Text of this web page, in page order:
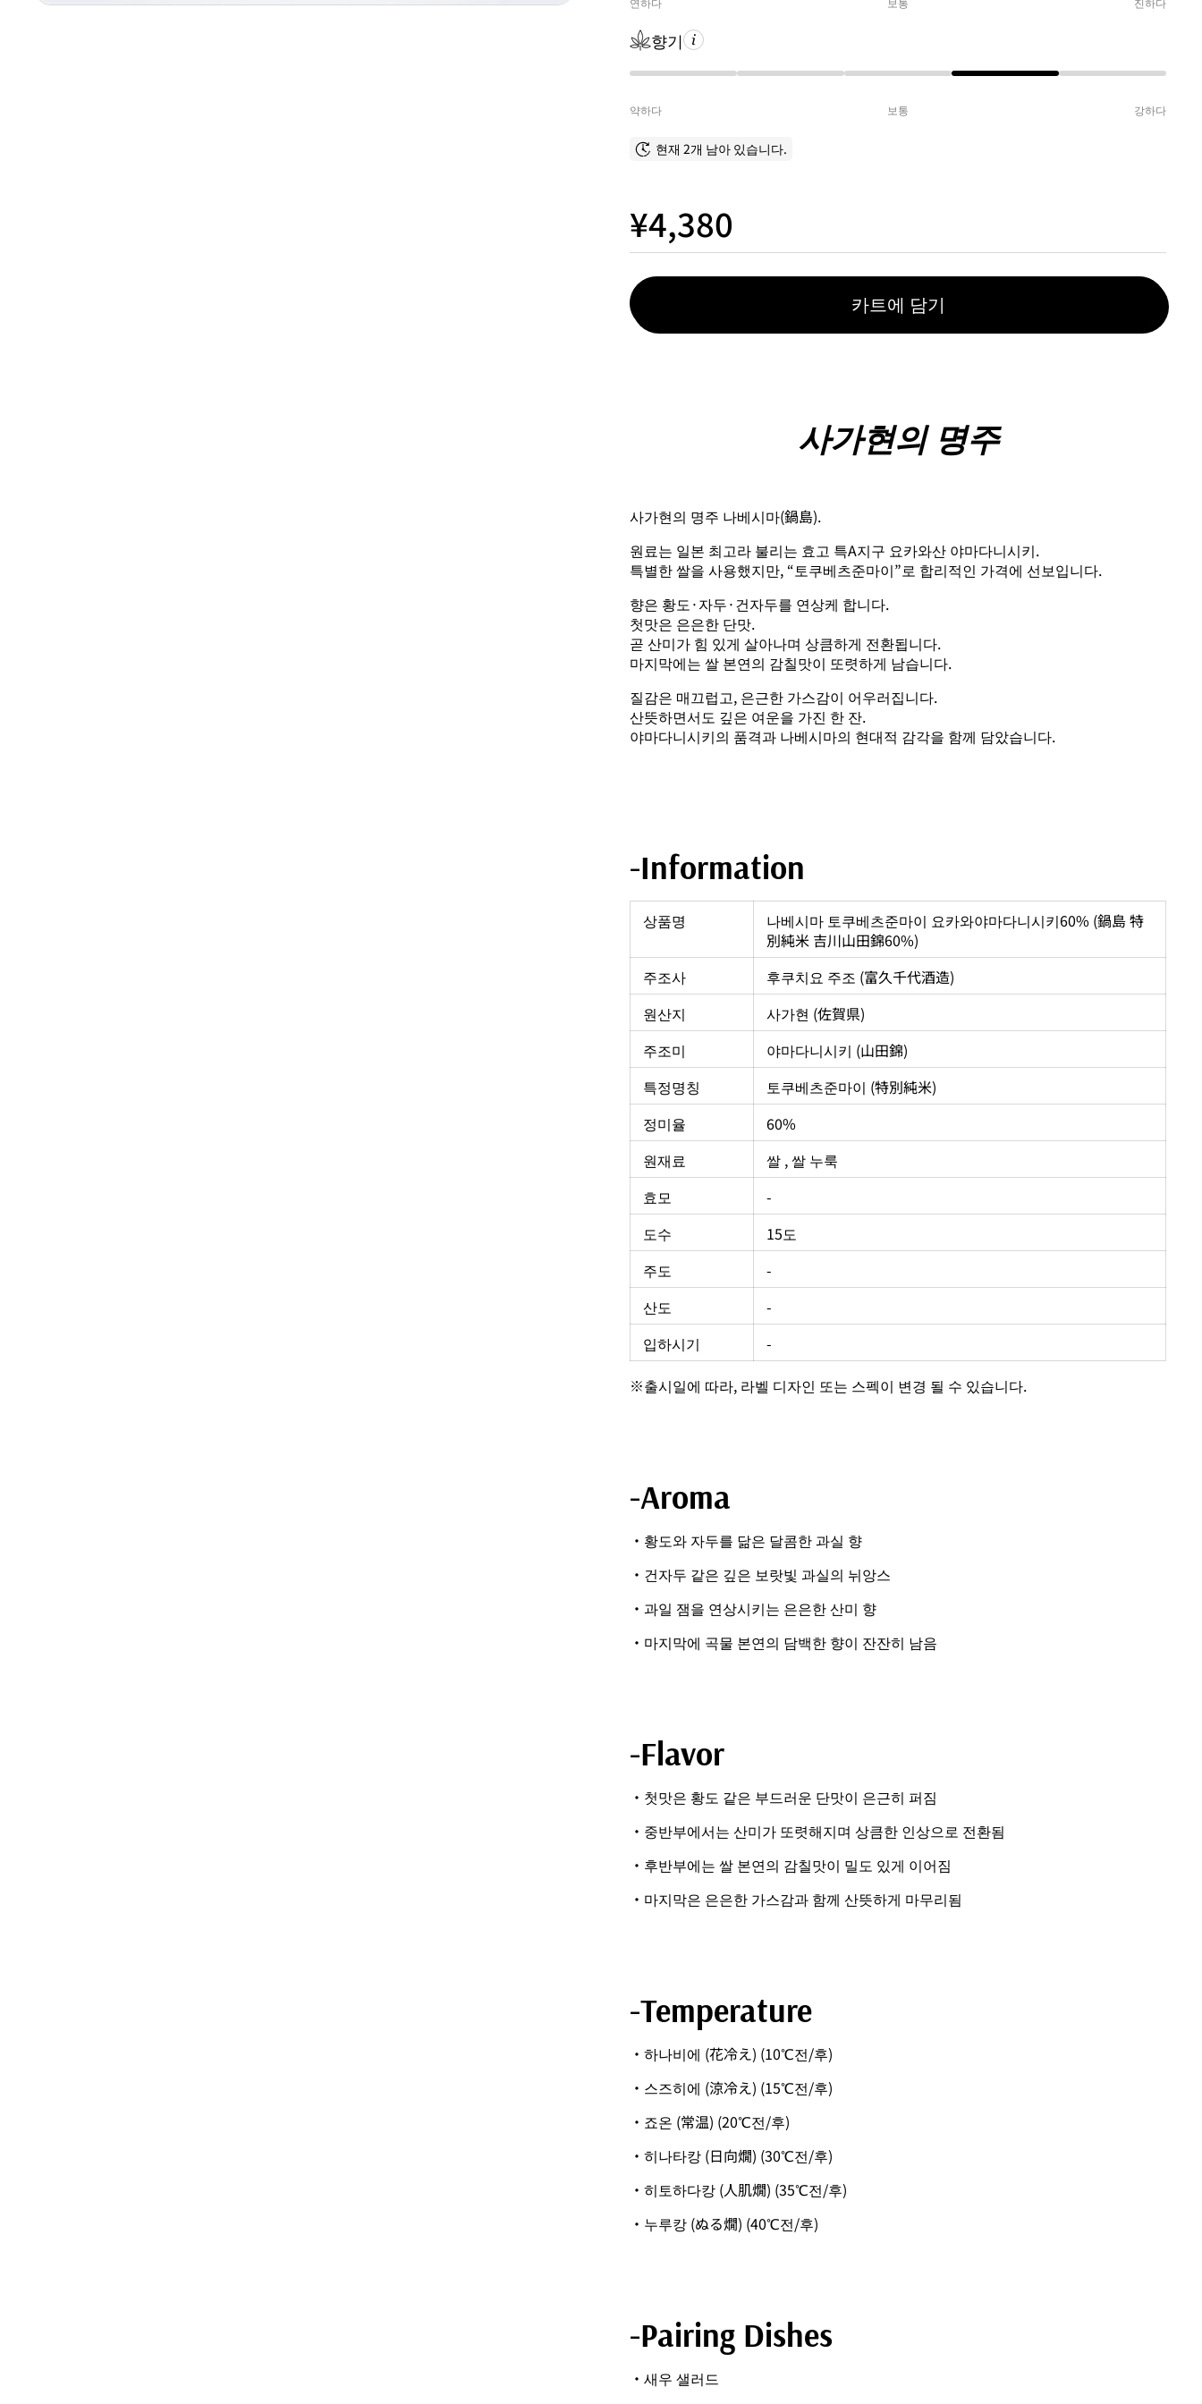
향기
약하다 보통 강하다
현재 2개 남아 있습니다.
¥4,380
카트에 담기
사가현의 명주
사가현의 명주 나베시마(鍋島).
원료는 일본 최고라 불리는 효고 특A지구 요카와산 야마다니시키.
특별한 쌀을 사용했지만, “토쿠베츠준마이”로 합리적인 가격에 선보입니다.
향은 황도·자두·건자두를 연상케 합니다.
첫맛은 은은한 단맛.
곧 산미가 힘 있게 살아나며 상큼하게 전환됩니다.
마지막에는 쌀 본연의 감칠맛이 또렷하게 남습니다.
질감은 매끄럽고, 은근한 가스감이 어우러집니다.
산뜻하면서도 깊은 여운을 가진 한 잔.
야마다니시키의 품격과 나베시마의 현대적 감각을 함께 담았습니다.
-Information
상품명
나베시마 토쿠베츠준마이 요카와야마다니시키60% (鍋島 特
別純米 吉川山田錦60%)
주조사
후쿠치요 주조 (富久千代酒造)
원산지
사가현 (佐賀県)
주조미
야마다니시키 (山田錦)
특정명칭
토쿠베츠준마이 (特別純米)
정미율
60%
원재료
쌀 , 쌀 누룩
효모
-
도수
15도
주도
-
산도
-
입하시기
-
※출시일에 따라, 라벨 디자인 또는 스펙이 변경 될 수 있습니다.
-Aroma
・황도와 자두를 닮은 달콤한 과실 향
・건자두 같은 깊은 보랏빛 과실의 뉘앙스
・과일 잼을 연상시키는 은은한 산미 향
・마지막에 곡물 본연의 담백한 향이 잔잔히 남음
-Flavor
・첫맛은 황도 같은 부드러운 단맛이 은근히 퍼짐
・중반부에서는 산미가 또렷해지며 상큼한 인상으로 전환됨
・후반부에는 쌀 본연의 감칠맛이 밀도 있게 이어짐
・마지막은 은은한 가스감과 함께 산뜻하게 마무리됨
-Temperature
・하나비에 (花冷え) (10℃전/후)
・스즈히에 (涼冷え) (15℃전/후)
・죠온 (常温) (20℃전/후)
・히나타캉 (日向燗) (30℃전/후)
・히토하다캉 (人肌燗) (35℃전/후)
・누루캉 (ぬる燗) (40℃전/후)
-Pairing Dishes
・새우 샐러드